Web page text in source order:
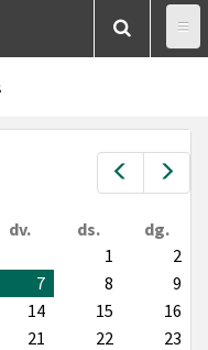
Prev
dv. ds.
dg.
1
2
7 8
9
14 15
16
21 22
23